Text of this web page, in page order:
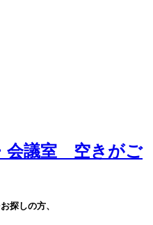
会議室 空きがご
探しの方、